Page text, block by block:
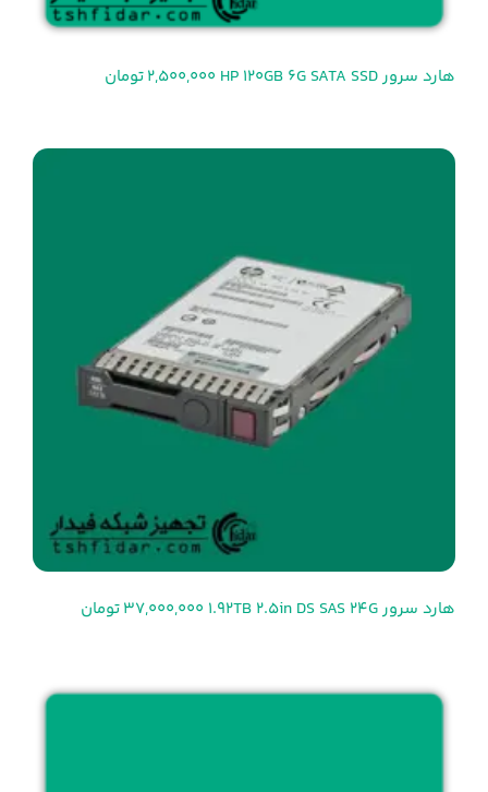
هارد سرور HP 120GB 6G SATA SSD 2,500,000 تومان
هارد سرور 1.92TB 2.5in DS SAS 24G 37,000,000 تومان